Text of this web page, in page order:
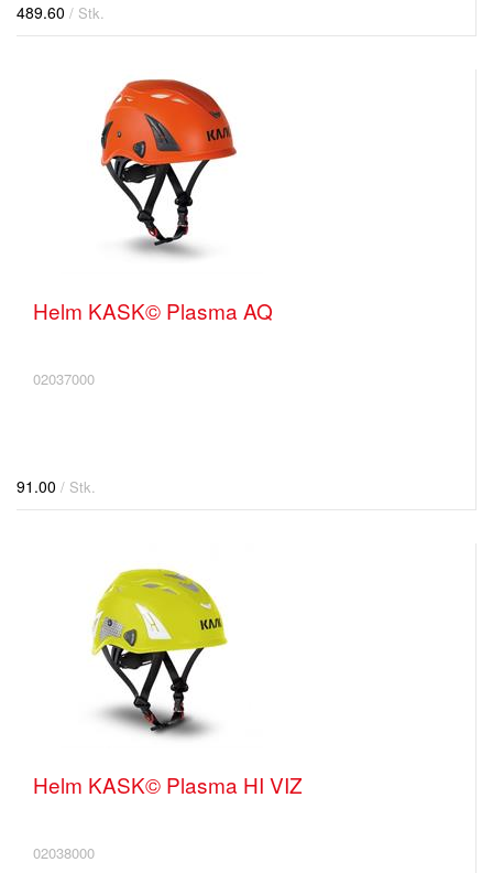
489.60 / Stk.
Helm KASK© Plasma AQ
02037000
91.00 / Stk.
Helm KASK© Plasma HI VIZ
02038000